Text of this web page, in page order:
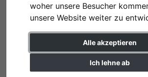
woher unsere Besucher
unsere Website weiter zu
Alle akzeptieren
Ich lehne ab